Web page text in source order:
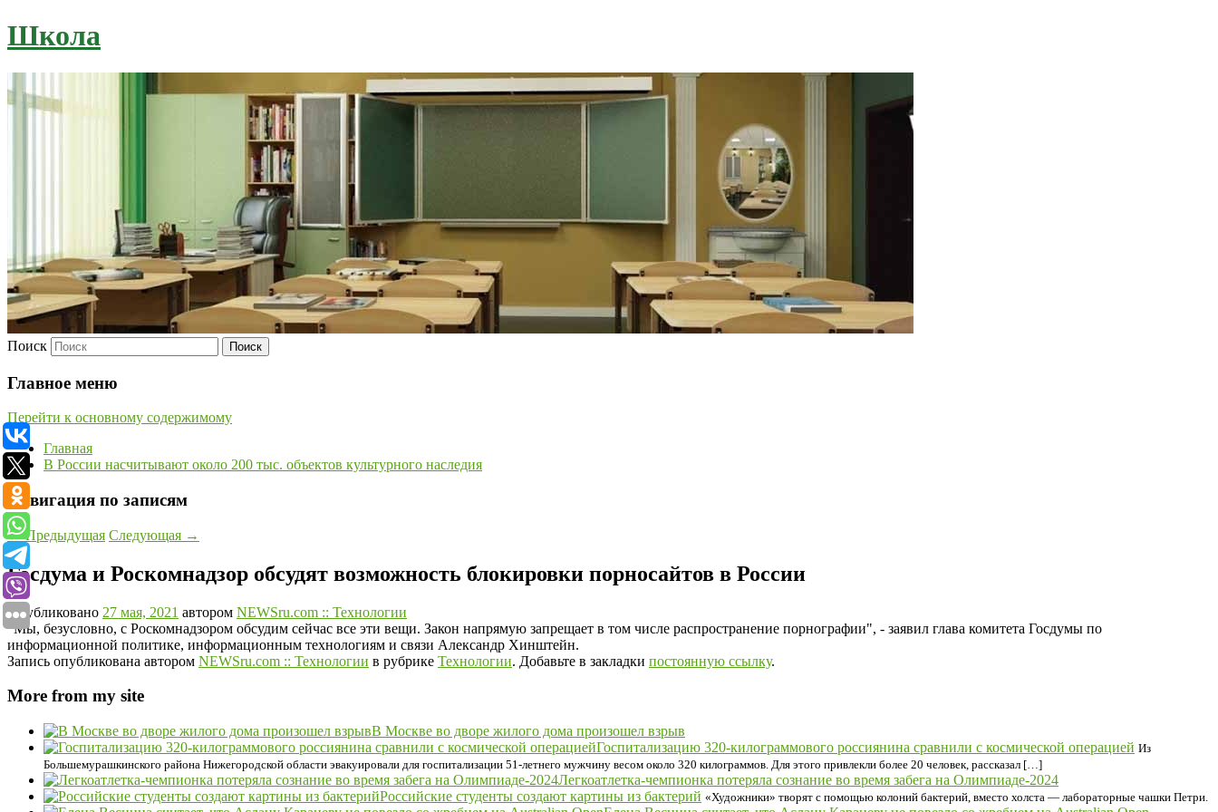
Школа
Поиск
Главное меню
Перейти к основному содержимому
Главная
В России насчитывают около 200 тыс. объектов культурного наследия
Навигация по записям
←Предыдущая Следующая →
Госдума и Роскомнадзор обсудят возможность блокировки порносайтов в России
Опубликовано 27 мая, 2021 автором NEWSru.com :: Технологии
"Мы, безусловно, с Роскомнадзором обсудим сейчас все эти вещи. Закон напрямую запрещает в том числе распространение порнографии", - заявил глава комитета Госдумы по
информационной политике, информационным технологиям и связи Александр Хинштейн.
Запись опубликована автором NEWSru.com :: Технологии в рубрике Технологии. Добавьте в закладки постоянную ссылку.
More from my site
В Москве во дворе жилого дома произошел взрыв
Госпитализацию 320-килограммового россиянина сравнили с космической операцией Из
Большемурашкинского района Нижегородской области эвакуировали для госпитализации 51-летнего мужчину весом около 320 килограммов. Для этого привлекли более 20 человек, рассказал […]
Легкоатлетка-чемпионка потеряла сознание во время забега на Олимпиаде-2024
Российские студенты создают картины из бактерий «Художники» творят с помощью колоний бактерий, вместо холста — лабораторные чашки Петри.